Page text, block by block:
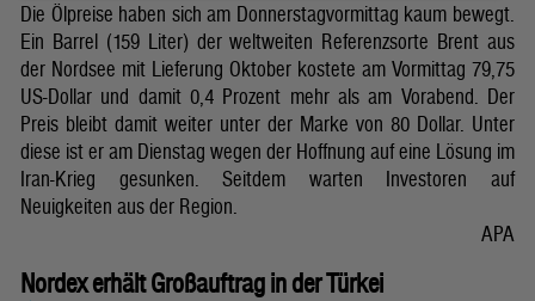
Die Ölpreise haben sich am Donnerstagvormittag kaum bewegt.
Ein Barrel (159 Liter) der weltweiten Referenzsorte Brent aus
der Nordsee mit Lieferung Oktober kostete am Vormittag 79,75
US-Dollar und damit 0,4 Prozent mehr als am Vorabend. Der
Preis bleibt damit weiter unter der Marke von 80 Dollar. Unter
diese ist er am Dienstag wegen der Hoffnung auf eine Lösung im
Iran-Krieg gesunken. Seitdem warten Investoren auf
Neuigkeiten aus der Region.
APA
Nordex erhält Großauftrag in der Türkei